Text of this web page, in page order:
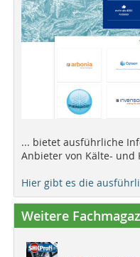
... bietet ausführliche
Anbieter von Kälte- und
Hier gibt es die
Weitere